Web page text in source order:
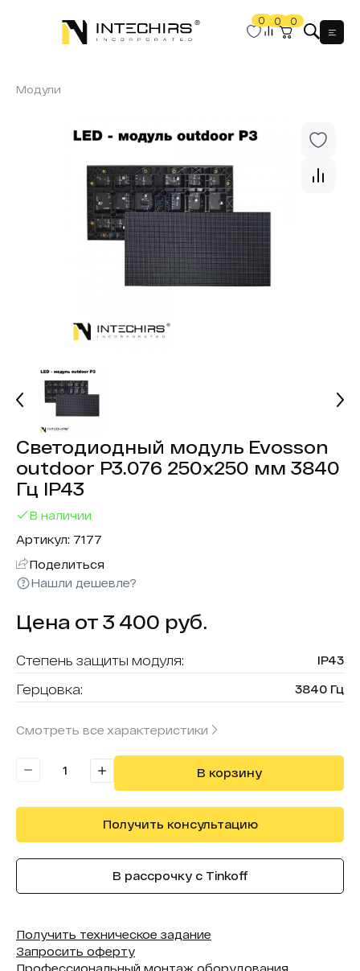
0 0 0
Модули
Светодиодный модуль Evosson
outdoor P3.076 250х250 мм 3840
Гц IP43
В наличии
Артикул: 7177
Поделиться
Нашли дешевле?
Цена от 3 400 руб.
Степень защиты модуля: IP43
Герцовка: 3840 Гц
Смотреть все характеристики
В корзину
Получить консультацию
В рассрочку с Tinkoff
Получить техническое задание
Запросить оферту
Профессиональный монтаж оборудования